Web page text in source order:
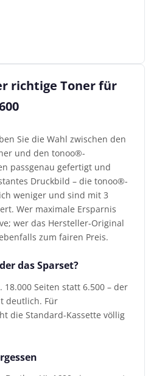
richtige Toner für
Sie die Wahl zwischen den
und den tonoo®-
passgenau gefertigt und
Druckbild – die tonoo®-
weniger und sind mit 3
Wer maximale Ersparnis
wer das Hersteller-Original
zum fairen Preis.
das Sparset?
18.000 Seiten statt 6.500 – der
deutlich. Für
die Standard-Kassette völlig